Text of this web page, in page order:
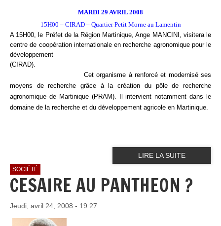
MARDI 29 AVRIL 2008
15H00 – CIRAD – Quartier Petit Morne au Lamentin
A 15H00, le Préfet de la Région Martinique, Ange MANCINI, visitera le
centre de coopération internationale en recherche agronomique pour le
développement
(CIRAD).
Cet organisme à renforcé et modernisé ses
moyens de recherche grâce à la création du pôle de recherche
agronomique de Martinique (PRAM). Il intervient notamment dans le
domaine de la recherche et du développement agricole en Martinique.
LIRE LA SUITE
SOCIÉTÉ
CESAIRE AU PANTHEON ?
Jeudi, avril 24, 2008 - 19:27